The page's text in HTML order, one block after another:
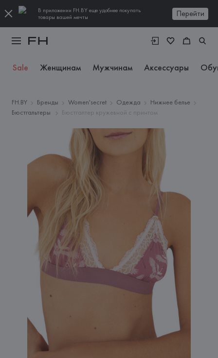
В приложении FH.BY еще удобнее покупать
товары вашей мечты
Перейти
Sale Женщинам Мужчинам Аксессуары
FH.BY Бренды Women'secret Одежда
Нижнее белье
Бюстгальтеры
Бюстгалтер кружевной с принтом